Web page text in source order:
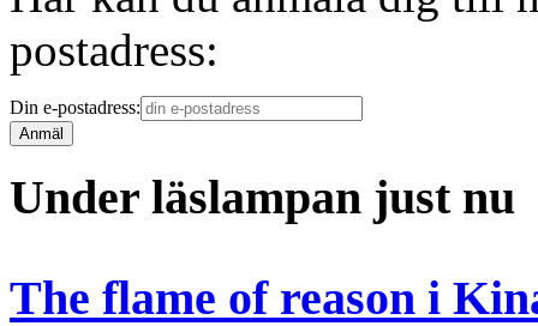
postadress:
Din e-postadress:
Under läslampan just nu
The flame of reason i